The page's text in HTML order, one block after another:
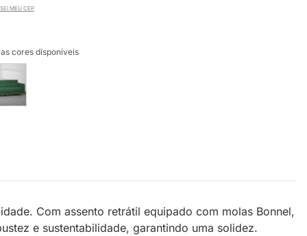
MEU CEP
cores disponíveis
Com assento retrátil equipado com molas Bonnel,
e sustentabilidade, garantindo uma solidez.